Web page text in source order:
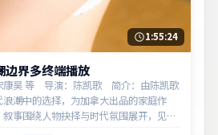
1:55:24
边界多终端播放
康昊 等 导演：陈凯歌 简介：由陈凯歌
潮中的选择，为加拿大出品的家庭作
事围绕人物抉择与时代氛围展开，见证